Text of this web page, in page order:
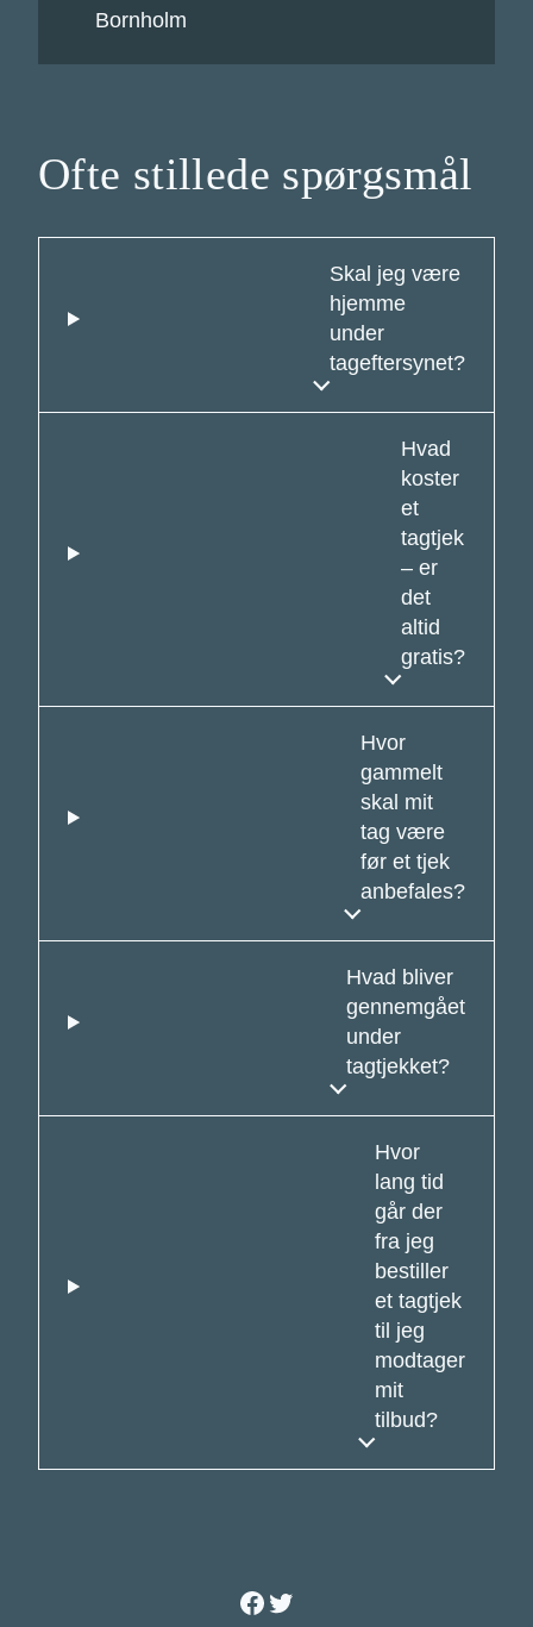
Bornholm
Ofte stillede spørgsmål
Skal jeg være
hjemme
under
tageftersynet?
Hvad
koster
et
tagtjek
– er
det
altid
gratis?
Hvor
gammelt
skal mit
tag være
før et tjek
anbefales?
Hvad bliver
gennemgået
under
tagtjekket?
Hvor
lang tid
går der
fra jeg
bestiller
et tagtjek
til jeg
modtager
mit
tilbud?
Facebook
Twitter